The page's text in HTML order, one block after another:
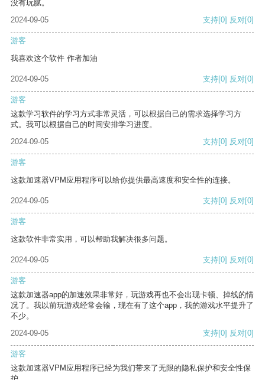
没有玩腻。
2024-09-05
支持[0] 反对[0]
游客
我喜欢这个软件 作者加油
2024-09-05 支持[0] 反对[0]
游客
这款学习软件的学习方式非常灵活，可以根据自己的需求选择学习方
式。我可以根据自己的时间安排学习进度。
2024-09-05
支持[0] 反对[0]
游客
这款加速器VPM应用程序可以给你提供最高速度和安全性的连接。
2024-09-05 支持[0] 反对[0]
游客
这款软件非常实用，可以帮助我解决很多问题。
2024-09-05 支持[0] 反对[0]
游客
这款加速器app的加速效果非常好，玩游戏再也不会出现卡顿、掉线的情
况了。我以前玩游戏经常会输，现在有了这个app，我的游戏水平提升了
不少。
2024-09-05
支持[0] 反对[0]
游客
这款加速器VPM应用程序已经为我们带来了无限的隐私保护和安全性保